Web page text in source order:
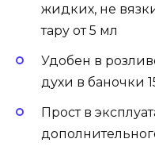
жидких, не
тару от 5 мл
Удобен в
духи в баночки
Прост в